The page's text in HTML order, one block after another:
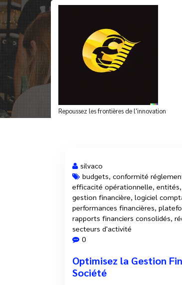
Aller
au
contenu
Repoussez les frontières de l'innovation
Archives du
30 Oct, 2025
silvaco
budgets, conformité
efficacité opérationnelle, entités,
gestion financière, logiciel
performances financières,
rapports financiers consolidés,
secteurs d'activité
0
Optimisez la Gestion
Société